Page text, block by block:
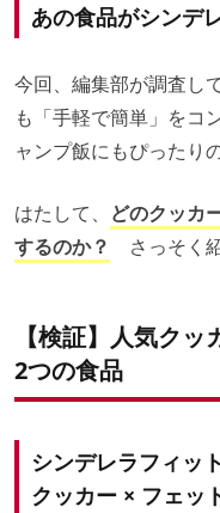
あの食品がシンデ
今回、編集部が調査し
も「手軽で簡単」をコ
ャンプ飯にもぴったり
はたして、 どのクッカ
するのか？
さっそく
【検証】人気ク
2つの食品
シンデレラフィッ
クッカー × フェッ